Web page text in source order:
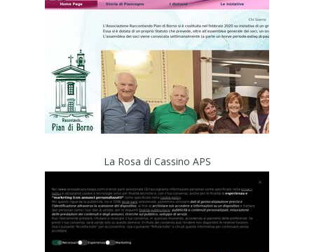
La Rosa di Cassino APS